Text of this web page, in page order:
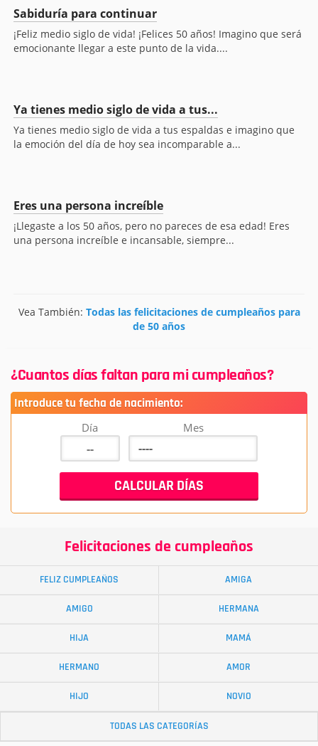
Sabiduría para continuar
¡Feliz medio siglo de vida! ¡Felices 50 años! Imagino que será
emocionante llegar a este punto de la vida....
Ya tienes medio siglo de vida a tus...
Ya tienes medio siglo de vida a tus espaldas e imagino que
la emoción del día de hoy sea incomparable a...
Eres una persona increíble
¡Llegaste a los 50 años, pero no pareces de esa edad! Eres
una persona increíble e incansable, siempre...
Vea También: Todas las felicitaciones de cumpleaños para
de 50 años
¿Cuantos días faltan para mi cumpleaños?
Introduce tu fecha de nacimiento:
Día Mes
Felicitaciones de cumpleaños
FELIZ CUMPLEAÑOS AMIGA
AMIGO HERMANA
HIJA MAMÁ
HERMANO AMOR
HIJO NOVIO
TODAS LAS CATEGORÍAS